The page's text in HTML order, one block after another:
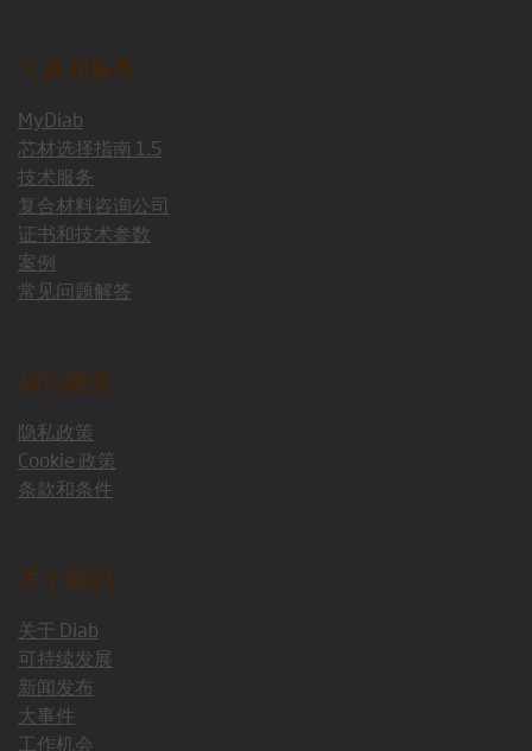
工具和服务
MyDiab
芯材选择指南 1.5
技术服务
复合材料咨询公司
证书和技术参数
案例
常见问题解答
戴铂政策
隐私政策
Cookie 政策
条款和条件
关于我们
关于 Diab
可持续发展
新闻发布
大事件
工作机会